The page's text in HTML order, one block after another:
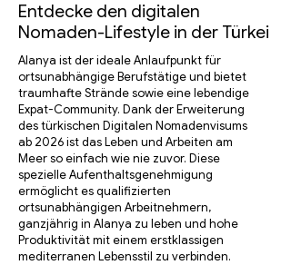
Entdecke den digitalen
Nomaden-Lifestyle in der Türkei
Alanya ist der ideale Anlaufpunkt für
ortsunabhängige Berufstätige und bietet
traumhafte Strände sowie eine lebendige
Expat-Community. Dank der Erweiterung
des türkischen Digitalen Nomadenvisums
ab 2026 ist das Leben und Arbeiten am
Meer so einfach wie nie zuvor. Diese
spezielle Aufenthaltsgenehmigung
ermöglicht es qualifizierten
ortsunabhängigen Arbeitnehmern,
ganzjährig in Alanya zu leben und hohe
Produktivität mit einem erstklassigen
mediterranen Lebensstil zu verbinden.